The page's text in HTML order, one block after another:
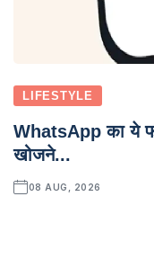
LIFESTYLE
WhatsApp का ये
खोजने...
08 AUG, 2026